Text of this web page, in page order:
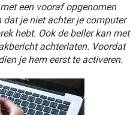
SNAPCHAT
CORONAVIRUS
SNAPCHAT
een vooraf opgenomen
je niet achter je computer
hebt. Ook de beller kan met
achterlaten. Voordat
je hem eerst te activeren.